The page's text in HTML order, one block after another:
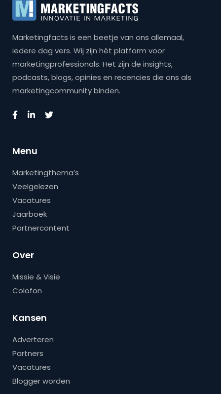
Marketingfacts is een beetje van ons allemaal,
iedere dag vers. Wij zijn hét platform voor
marketingprofessionals. Het zijn de insights,
podcasts, blogs, opinies en recencies die ons als
marketingcommunity binden.
Menu
Marketingthema’s
Veelgelezen
Vacatures
Jaarboek
Partnercontent
Over
Missie & Visie
Colofon
Kansen
Adverteren
Partners
Vacatures
Blogger worden